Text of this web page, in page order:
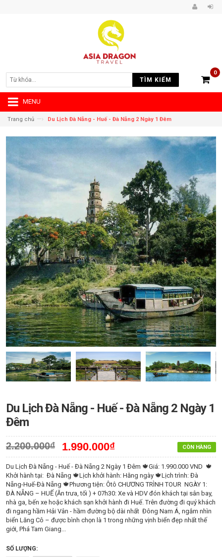
TÌM KIẾM
0
MENU
Trang chủ —› Du Lịch Đà Nẵng - Huế - Đà Nẵng 2 Ngày 1 Đêm
Du Lịch Đà Nẵng - Huế - Đà Nẵng 2 Ngày 1
Đêm
2.200.000₫ 1.990.000₫ CÒN HÀNG
Du Lịch Đà Nẵng - Huế - Đà Nẵng 2 Ngày 1 Đêm 🍁Giá: 1.990.000 VND 🍁
Khởi hành tại: Đà Nẵng 🍁Lịch khởi hành: Hằng ngày 🍁Lịch trình: Đà
Nẵng-Huế-Đà Nẵng 🍁Phương tiện: Ôtô CHƯƠNG TRÌNH TOUR NGÀY 1:
ĐÀ NẴNG – HUẾ (Ăn trưa, tối ) + 07h30: Xe và HDV đón khách tại sân bay,
nhà ga, bến xe hoặc khách sạn khởi hành đi Huế. Trên đường đi quý khách
đi ngang hầm Hải Vân - hầm đường bộ dài nhất Đông Nam Á, ngắm nhìn
biển Lăng Cô – được bình chọn là 1 trong những vịnh biển đẹp nhất thế
giới, Phá Tam Giang...
SỐ LƯỢNG: